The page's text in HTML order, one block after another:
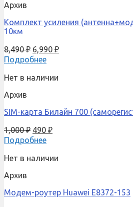
Архив
Комплект усиления
10км
8,490₽ 6,990 ₽
Подробнее
Нет в наличии
Архив
SIM-карта Билайн 700
1,000₽ 490 ₽
Подробнее
Нет в наличии
Архив
Модем-роутер Huawei E8372-153